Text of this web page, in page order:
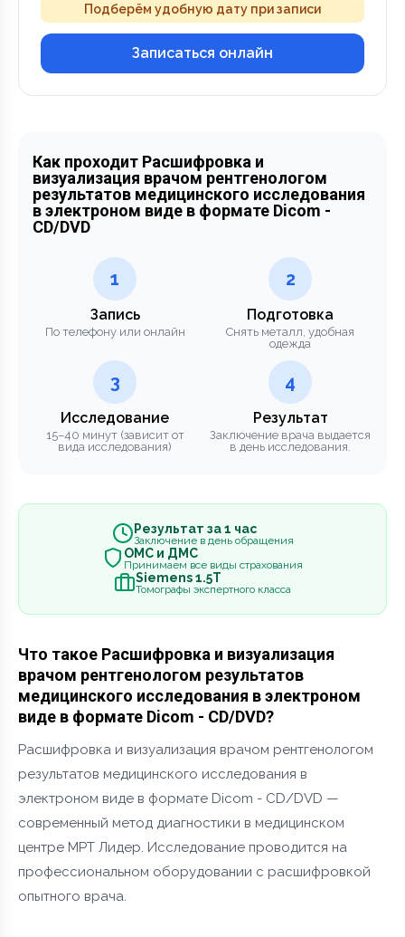
Подберём удобную дату при записи
Записаться онлайн
Как проходит Расшифровка и
визуализация врачом рентгенологом
результатов медицинского исследования
в электроном виде в формате Dicom -
CD/DVD
1
Запись
По телефону или онлайн
2
Подготовка
Снять металл, удобная
одежда
3
Исследование
15–40 минут (зависит от
вида исследования)
4
Результат
Заключение врача выдается
в день исследования.
Результат за 1 час
Заключение в день обращения
ОМС и ДМС
Принимаем все виды страхования
Siemens 1.5Т
Томографы экспертного класса
Что такое Расшифровка и визуализация
врачом рентгенологом результатов
медицинского исследования в электроном
виде в формате Dicom - CD/DVD?
Расшифровка и визуализация врачом рентгенологом
результатов медицинского исследования в
электроном виде в формате Dicom - CD/DVD —
современный метод диагностики в медицинском
центре МРТ Лидер. Исследование проводится на
профессиональном оборудовании с расшифровкой
опытного врача.